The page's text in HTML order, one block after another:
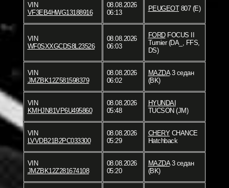
VIN
VF3EB4HWG13188916
08.08.2026
06:13
PEUGEOT807 (E)
VIN
WF0SXXGCDS8L23526
08.08.2026
06:03
FORDFOCUS II
Turnier (DA_, FFS,
DS)
VIN
JMZBK12Z581598379
08.08.2026
06:02
MAZDA3 седан
(BK)
VIN
KMHJN81VP6U495860
08.08.2026
05:48
HYUNDAI
TUCSON (JM)
VIN
LVVDB21B2PC033300
08.08.2026
05:29
CHERYCHANCE
Hatchback
VIN
JMZBK12Z281674108
08.08.2026
05:20
MAZDA3 седан
(BK)